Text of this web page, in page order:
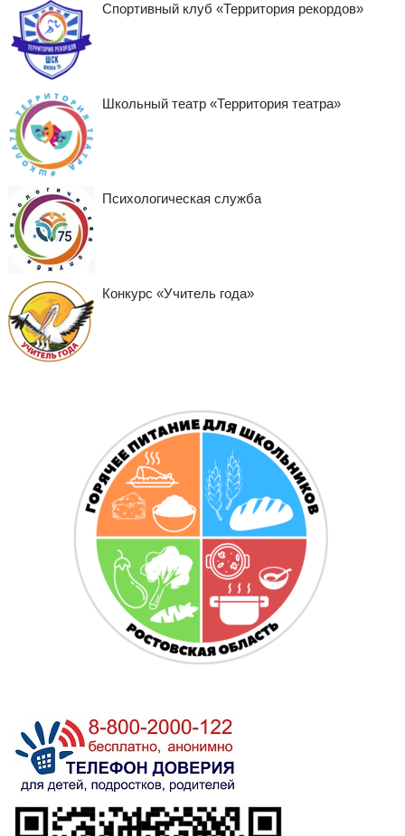
Спортивный клуб «Территория рекордов»
Школьный театр «Территория театра»
Психологическая служба
Конкурс «Учитель года»